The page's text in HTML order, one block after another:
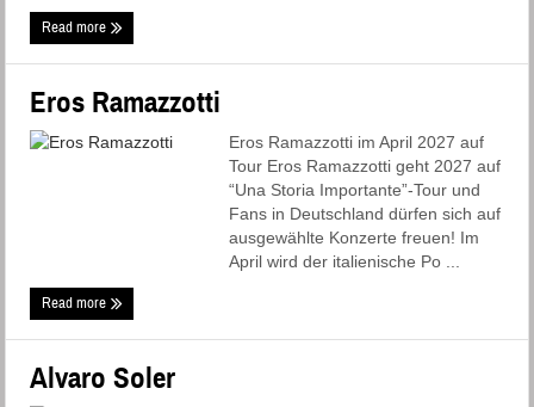
Read more
Eros Ramazzotti
Eros Ramazzotti im April 2027 auf
Tour Eros Ramazzotti geht 2027 auf
“Una Storia Importante”-Tour und
Fans in Deutschland dürfen sich auf
ausgewählte Konzerte freuen! Im
April wird der italienische Po ...
Read more
Alvaro Soler